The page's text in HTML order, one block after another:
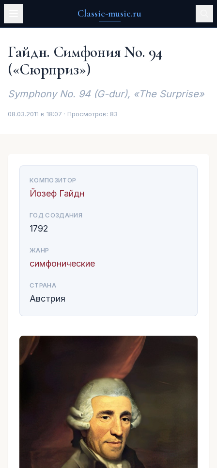
Classic-music.ru
Гайдн. Симфония No. 94
(«Сюрприз»)
Symphony No. 94 (G-dur), «The Surprise»
08.03.2011 в 18:07 · Просмотров: 83
КОМПОЗИТОР
Йозеф Гайдн
ГОД СОЗДАНИЯ
1792
ЖАНР
симфонические
СТРАНА
Австрия